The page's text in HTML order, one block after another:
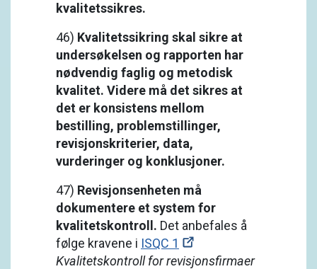
kvalitetssikres.
46) Kvalitetssikring skal sikre at
undersøkelsen og rapporten har
nødvendig faglig og metodisk
kvalitet. Videre må det sikres at
det er konsistens mellom
bestilling, problemstillinger,
revisjonskriterier, data,
vurderinger og konklusjoner.
47) Revisjonsenheten må
dokumentere et system for
kvalitetskontroll. Det anbefales å
følge kravene i ISQC 1
Kvalitetskontroll for revisjonsfirmaer